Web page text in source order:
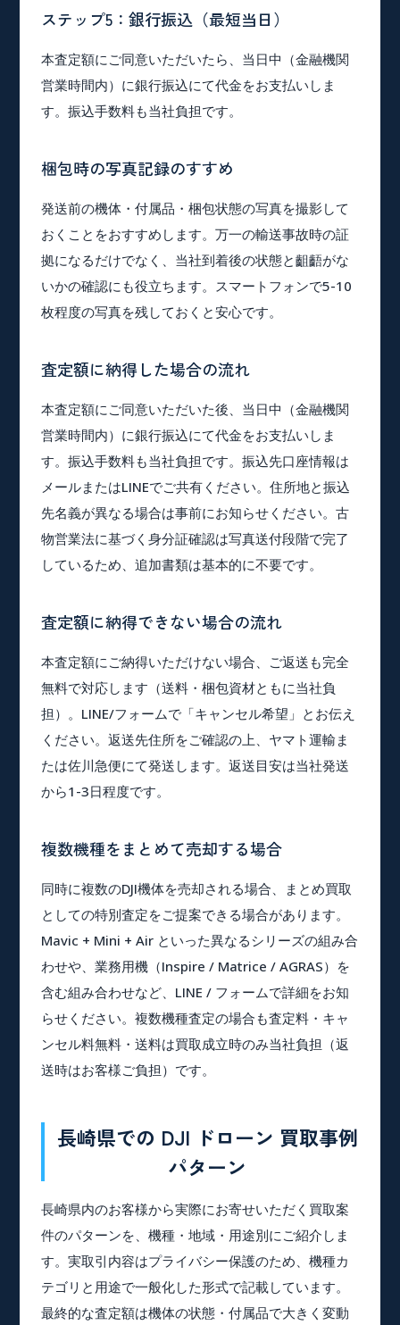
ステップ5：銀行振込（最短当日）
本査定額にご同意いただいたら、当日中（金融機関
営業時間内）に銀行振込にて代金をお支払いしま
す。振込手数料も当社負担です。
梱包時の写真記録のすすめ
発送前の機体・付属品・梱包状態の写真を撮影して
おくことをおすすめします。万一の輸送事故時の証
拠になるだけでなく、当社到着後の状態と齟齬がな
いかの確認にも役立ちます。スマートフォンで5-10
枚程度の写真を残しておくと安心です。
査定額に納得した場合の流れ
本査定額にご同意いただいた後、当日中（金融機関
営業時間内）に銀行振込にて代金をお支払いしま
す。振込手数料も当社負担です。振込先口座情報は
メールまたはLINEでご共有ください。住所地と振込
先名義が異なる場合は事前にお知らせください。古
物営業法に基づく身分証確認は写真送付段階で完了
しているため、追加書類は基本的に不要です。
査定額に納得できない場合の流れ
本査定額にご納得いただけない場合、ご返送も完全
無料で対応します（送料・梱包資材ともに当社負
担）。LINE/フォームで「キャンセル希望」とお伝え
ください。返送先住所をご確認の上、ヤマト運輸ま
たは佐川急便にて発送します。返送目安は当社発送
から1-3日程度です。
複数機種をまとめて売却する場合
同時に複数のDJI機体を売却される場合、まとめ買取
としての特別査定をご提案できる場合があります。
Mavic + Mini + Air といった異なるシリーズの組み合
わせや、業務用機（Inspire / Matrice / AGRAS）を
含む組み合わせなど、LINE / フォームで詳細をお知
らせください。複数機種査定の場合も査定料・キャ
ンセル料無料・送料は買取成立時のみ当社負担（返
送時はお客様ご負担）です。
長崎県での DJI ドローン 買取事例
パターン
長崎県内のお客様から実際にお寄せいただく買取案
件のパターンを、機種・地域・用途別にご紹介しま
す。実取引内容はプライバシー保護のため、機種カ
テゴリと用途で一般化した形式で記載しています。
最終的な査定額は機体の状態・付属品で大きく変動